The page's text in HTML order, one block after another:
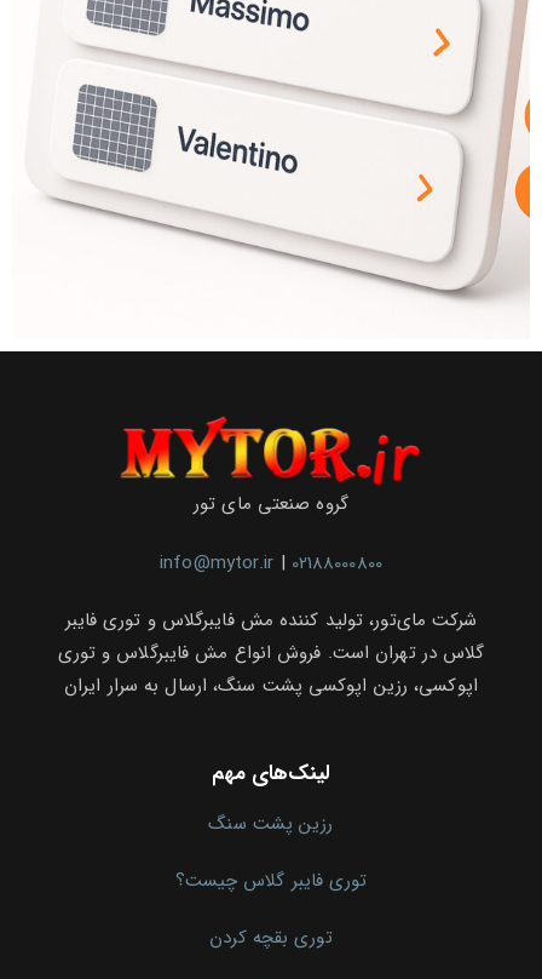
گروه صنعتی مای تور
info@mytor.ir | 02188000800
شرکت مای‌تور، تولید کننده مش فایبرگلاس و توری فایبر
گلاس در تهران است. فروش انواع مش فایبرگلاس و توری
اپوکسی، رزین اپوکسی پشت سنگ، ارسال به سرار ایران
لینک‌های مهم
رزین پشت سنگ
توری فایبر گلاس چیست؟
توری بقچه کردن